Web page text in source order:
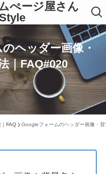
ぺージ屋さん
ヘッダー画像・
｜FAQ#020
FAQ Googleフォームのヘッダー画像・